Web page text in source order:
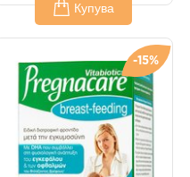
Купува
-15%